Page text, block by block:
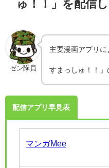
ゅ！！」を配信
ゼン隊員
主要漫画アプリ
すまっしゅ！！」
配信アプリ早見表
マンガMee